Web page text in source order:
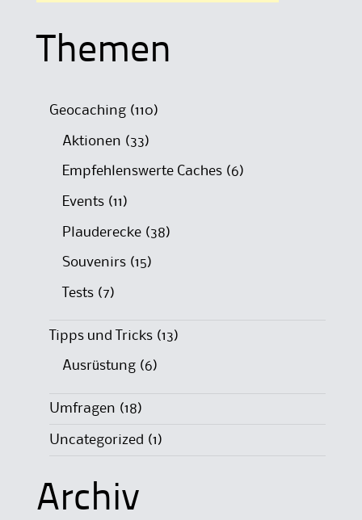
Themen
Geocaching(110)
Aktionen (33)
Empfehlenswerte Caches(6)
Events(11)
Plauderecke(38)
Souvenirs(15)
Tests(7)
Tipps und Tricks(13)
Ausrüstung(6)
Umfragen (18)
Uncategorized (1)
Archiv